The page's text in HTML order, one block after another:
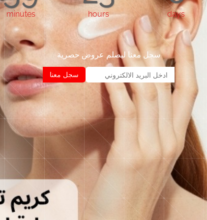
days
hours
minutes
سجل معنا ليصلم عروض حصرية